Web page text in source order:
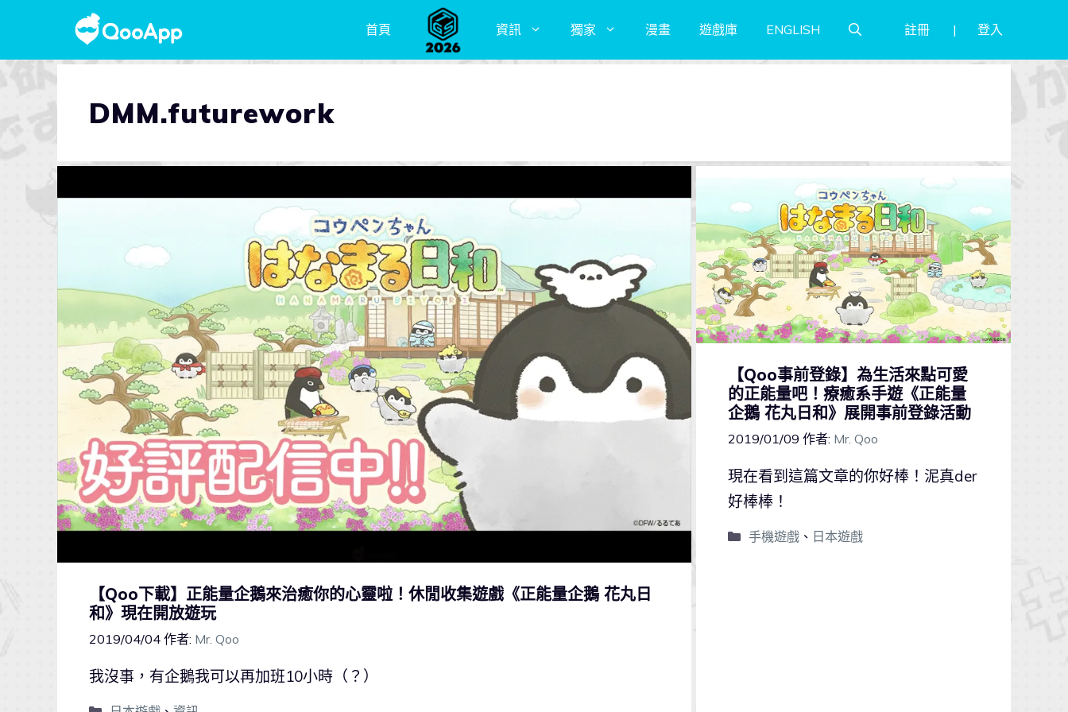
首頁 資訊 獨家 漫畫 遊戲庫 ENGLISH 註冊 登入
DMM.futurework
【Qoo下載】正能量企鵝來治癒你的心靈啦！休閒收集遊戲《正能量企鵝 花丸日
和》現在開放遊玩
2019/04/04 作者: Mr. Qoo
我沒事，有企鵝我可以再加班10小時（？）
【Qoo事前登錄】為生活來點可愛
的正能量吧！療癒系手遊《正能量
企鵝 花丸日和》展開事前登錄活動
2019/01/09 作者: Mr. Qoo
現在看到這篇文章的你好棒！泥真der
好棒棒！
手機遊戲、 日本遊戲